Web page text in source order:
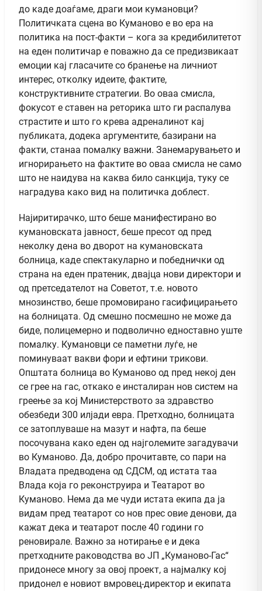
до каде доаѓаме, драги мои кумановци?
Политичката сцена во Куманово е во ера на
политика на пост-факти – кога за кредибилитетот
на еден политичар е поважно да се предизвикаат
емоции кај гласачите со бранење на личниот
интерес, отколку идеите, фактите,
конструктивните стратегии. Во оваа смисла,
фокусот е ставен на реторика што ги распалува
страстите и што го крева адреналинот кај
публиката, додека аргументите, базирани на
факти, станаа помалку важни. Занемарувањето и
игнорирањето на фактите во оваа смисла не само
што не наидува на каква било санкција, туку се
наградува како вид на политичка доблест.
Најиритирачко, што беше манифестирано во
кумановската јавност, беше пресот од пред
неколку дена во дворот на кумановската
болница, каде спектакуларно и победнички од
страна на еден пратеник, двајца нови директори и
од претседателот на Советот, т.е. новото
мнозинство, беше промовирано гасифицирањето
на болницата. Од смешно посмешно не може да
биде, полицемерно и подволично едноставно уште
помалку. Кумановци се паметни луѓе, не
поминуваат вакви фори и ефтини трикови.
Општата болница во Куманово од пред некој ден
се грее на гас, откако е инсталиран нов систем на
греење за кој Министерството за здравство
обезбеди 300 илјади евра. Претходно, болницата
се затоплуваше на мазут и нафта, па беше
посочувана како еден од најголемите загадувачи
во Куманово. Да, добро прочитавте, со пари на
Владата предводена од СДСМ, од истата таа
Влада која го реконструира и Театарот во
Куманово. Нема да ме чуди истата екипа да ја
видам пред театарот со нов прес овие денови, да
кажат дека и театарот после 40 години го
реновирале. Важно за нотирање е и дека
претходните раководства во ЈП „Куманово-Гас“
придонесе многу за овој проект, а најмалку кој
придонел е новиот вмровец-директор и екипата